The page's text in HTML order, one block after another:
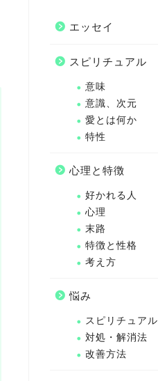
エッセイ
スピリチュアル
意味
意識、次元
愛とは何か
特性
心理と特徴
好かれる人
心理
末路
特徴と性格
考え方
悩み
スピリチュアル
対処・解消法
改善方法